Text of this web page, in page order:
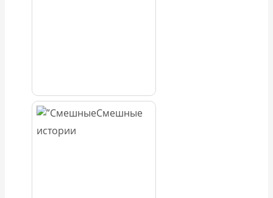
Смешные
истории